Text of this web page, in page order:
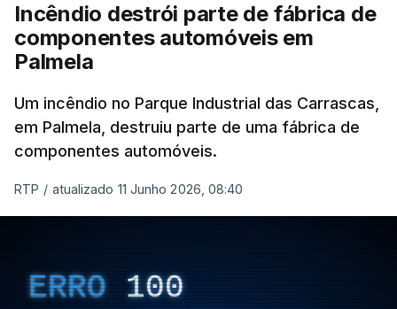
Incêndio destrói parte de fábrica de
componentes automóveis em
Palmela
Um incêndio no Parque Industrial das Carrascas,
em Palmela, destruiu parte de uma fábrica de
componentes automóveis.
RTP / atualizado 11 Junho 2026, 08:40
ERRO 100